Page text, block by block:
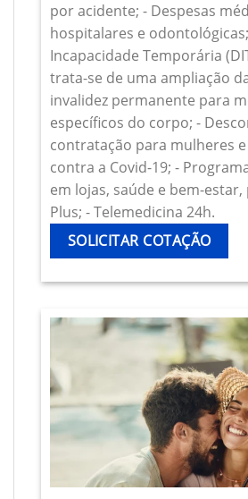
por acidente; - Despesas
hospitalares e
Incapacidade Temporária
trata-se de uma ampliação
invalidez permanente para
específicos do corpo; -
contratação para mulheres
contra a Covid-19; -
em lojas, saúde e bem-
Plus; - Telemedicina 24h.
SOLICITAR COTAÇÃO